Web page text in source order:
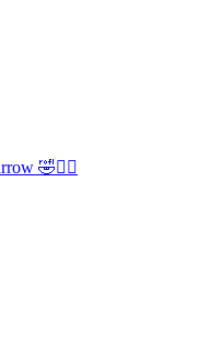
🤣🏴‍☠️